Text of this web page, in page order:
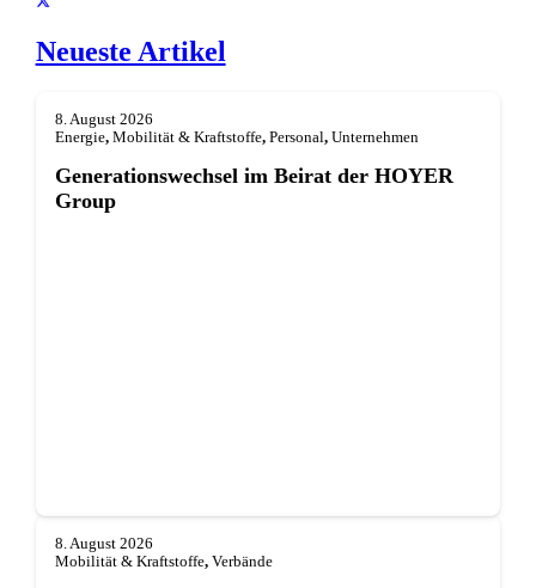
Neueste Artikel
8. August 2026
Energie, Mobilität & Kraftstoffe, Personal, Unternehmen
Generationswechsel im Beirat der HOYER
Group
8. August 2026
Mobilität & Kraftstoffe, Verbände